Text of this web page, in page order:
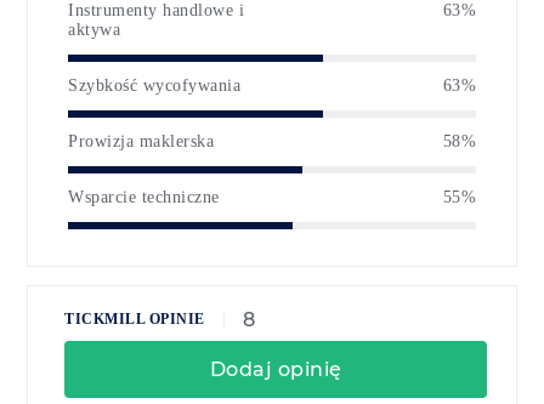
Instrumenty handlowe i
aktywa
63%
Szybkość wycofywania 63%
Prowizja maklerska 58%
Wsparcie techniczne 55%
TICKMILL OPINIE 8
Dodaj opinię